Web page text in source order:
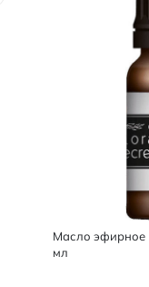
Масло эфирное
мл